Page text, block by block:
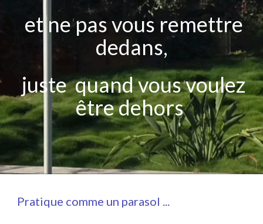
et ne pas vous remettre
dedans,
juste quand vous voulez
être dehors
Pratique comme un parasol ...